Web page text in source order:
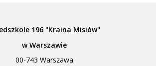
196 "Kraina Misiów"
w Warszawie
00-743 Warszawa